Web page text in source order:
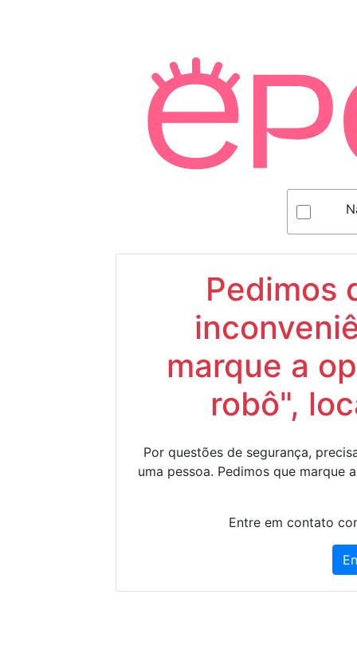
Pedimos
marque a
robô",
Por questões de segurança,
uma pessoa. Pedimos que marque
Entre em contato